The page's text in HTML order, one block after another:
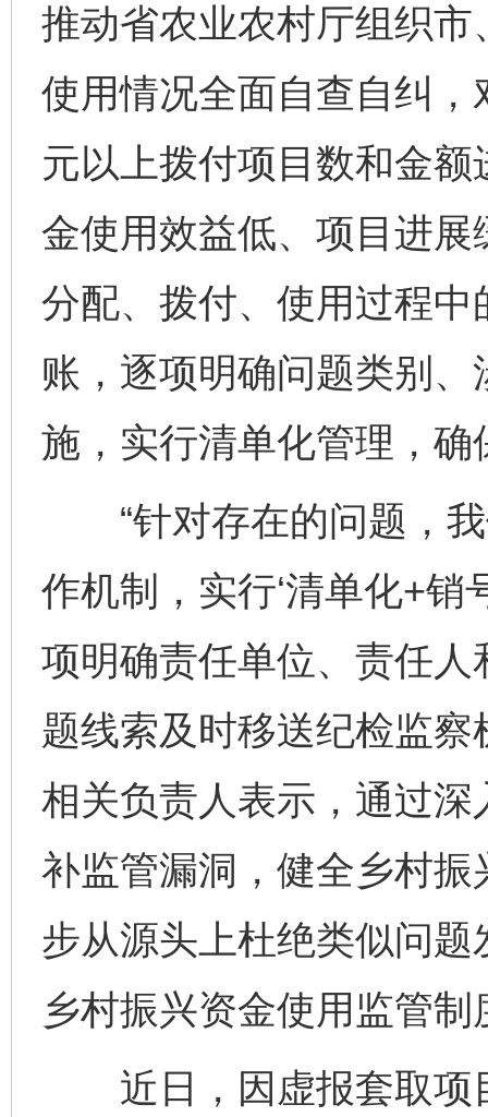
推动省农业农村厅组织
使用情况全面自查自纠
元以上拨付项目数和金
金使用效益低、项目进
分配、拨付、使用过程
账，逐项明确问题类别
施，实行清单化管理，
“针对存在的问题，我
作机制，实行‘清单化+销
项明确责任单位、责任
题线索及时移送纪检监察
相关负责人表示，通过
补监管漏洞，健全乡村
步从源头上杜绝类似问
乡村振兴资金使用监管
近日，因虚报套取项